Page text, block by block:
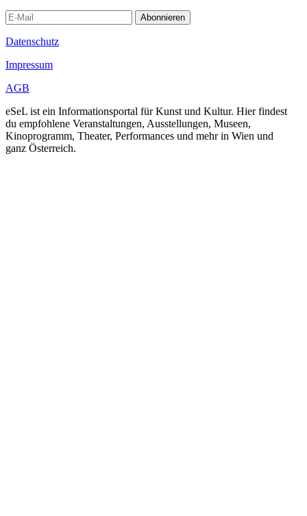
Abonnieren
Datenschutz
Impressum
AGB
eSeL ist ein Informationsportal für Kunst und Kultur. Hier findest
du empfohlene Veranstaltungen, Ausstellungen, Museen,
Kinoprogramm, Theater, Performances und mehr in Wien und
ganz Österreich.